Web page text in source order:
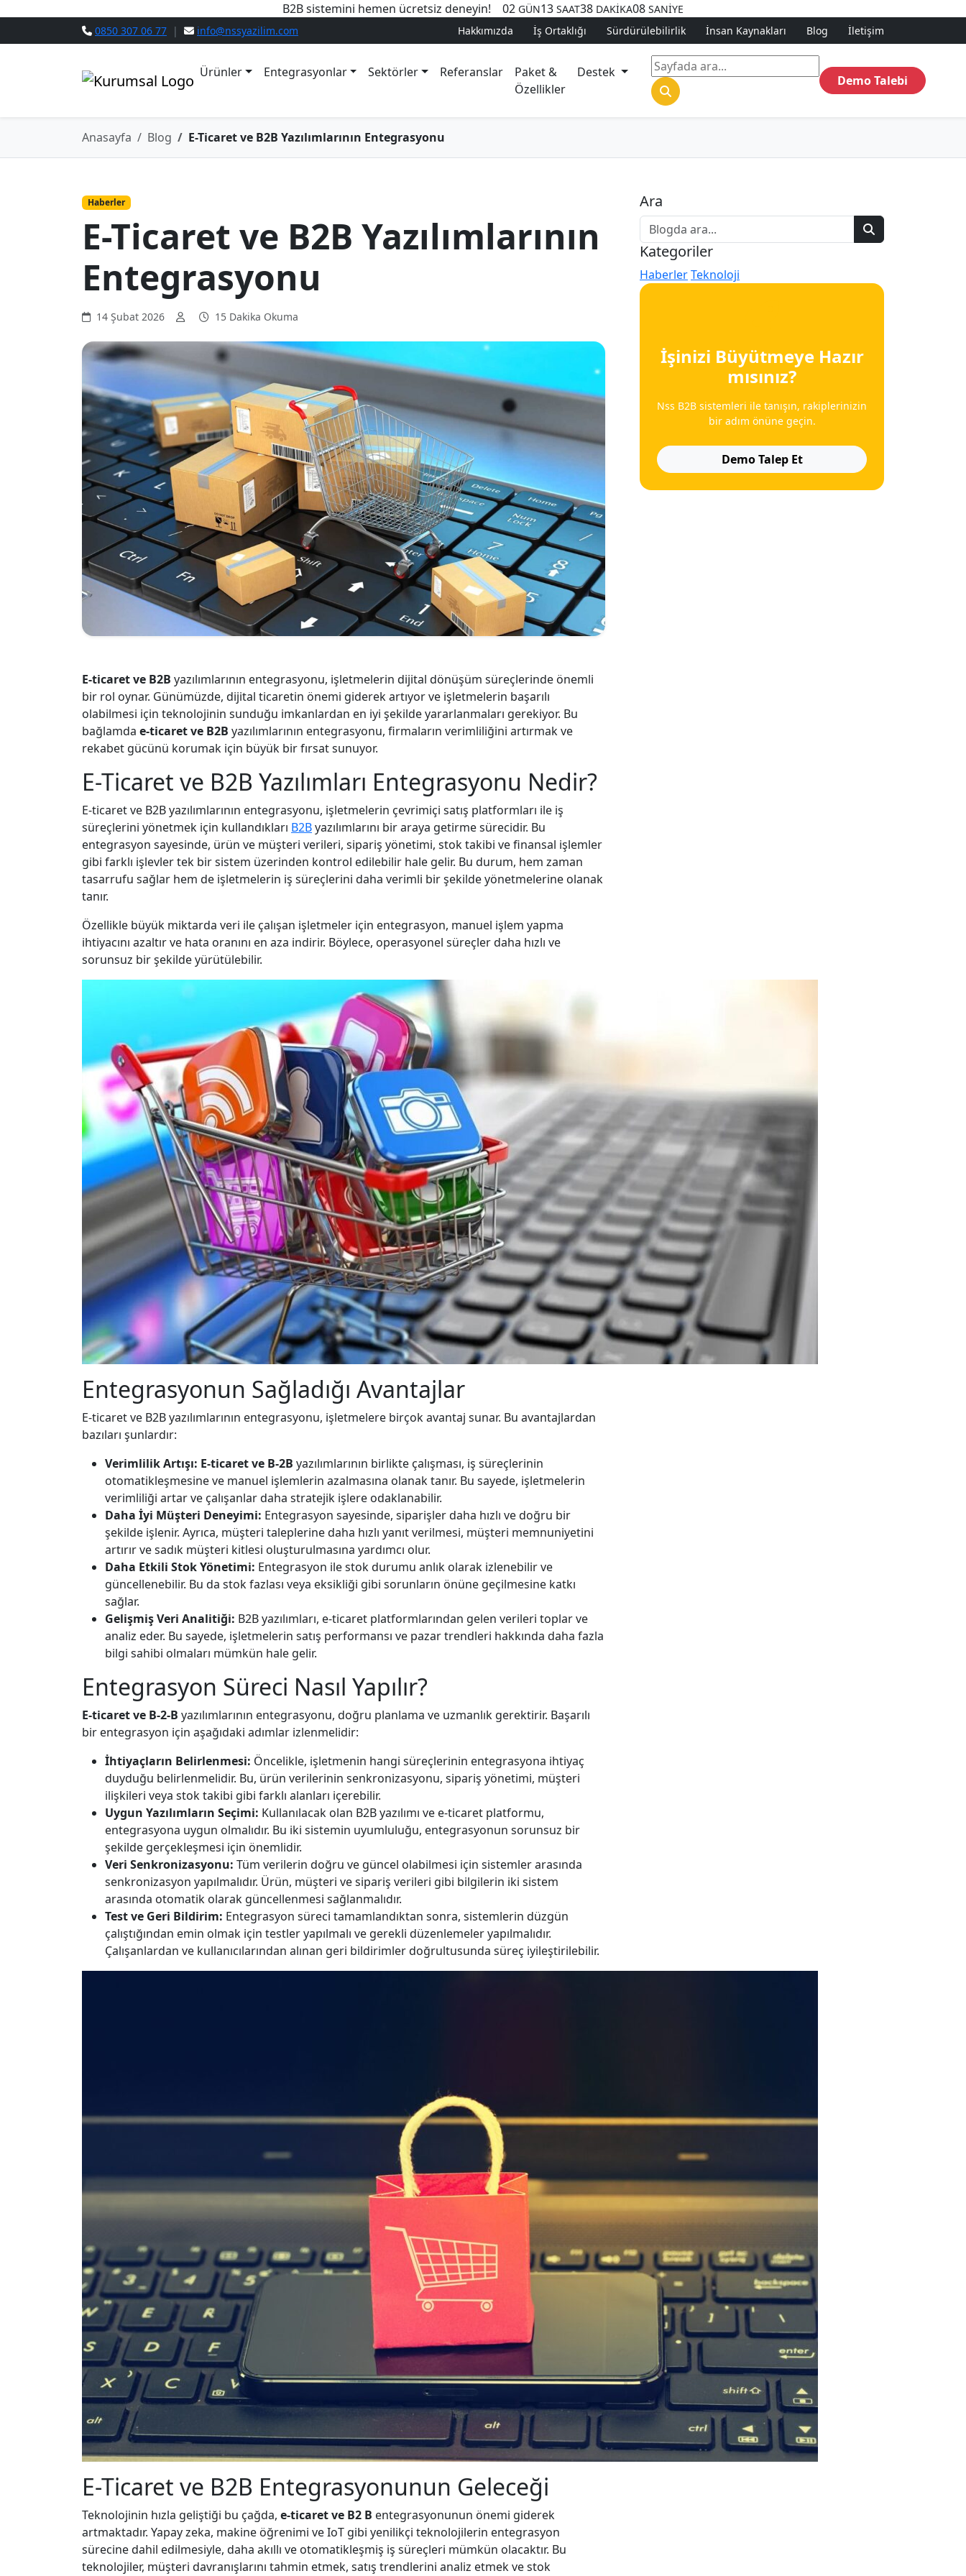
B2B sistemini hemen ücretsiz deneyin! 02 GÜN13 SAAT38 DAKİKA06 SANİYE
0850 307 06 77 | info@nssyazilim.com Hakkımızda İş Ortaklığı Sürdürülebilirlik İnsan Kaynakları Blog İletişim
Ürünler Entegrasyonlar Sektörler Referanslar
Paket &
Özellikler
Destek
Demo Talebi
Anasayfa Blog E-Ticaret ve B2B Yazılımlarının Entegrasyonu
Haberler
E-Ticaret ve B2B Yazılımlarının
Entegrasyonu
14 Şubat 2026 15 Dakika Okuma
E-ticaret ve B2B yazılımlarının entegrasyonu, işletmelerin dijital dönüşüm süreçlerinde önemli
bir rol oynar. Günümüzde, dijital ticaretin önemi giderek artıyor ve işletmelerin başarılı
olabilmesi için teknolojinin sunduğu imkanlardan en iyi şekilde yararlanmaları gerekiyor. Bu
bağlamda e-ticaret ve B2B yazılımlarının entegrasyonu, firmaların verimliliğini artırmak ve
rekabet gücünü korumak için büyük bir fırsat sunuyor.
E-Ticaret ve B2B Yazılımları Entegrasyonu Nedir?
E-ticaret ve B2B yazılımlarının entegrasyonu, işletmelerin çevrimiçi satış platformları ile iş
süreçlerini yönetmek için kullandıkları B2Byazılımlarını bir araya getirme sürecidir. Bu
entegrasyon sayesinde, ürün ve müşteri verileri, sipariş yönetimi, stok takibi ve finansal işlemler
gibi farklı işlevler tek bir sistem üzerinden kontrol edilebilir hale gelir. Bu durum, hem zaman
tasarrufu sağlar hem de işletmelerin iş süreçlerini daha verimli bir şekilde yönetmelerine olanak
tanır.
Özellikle büyük miktarda veri ile çalışan işletmeler için entegrasyon, manuel işlem yapma
ihtiyacını azaltır ve hata oranını en aza indirir. Böylece, operasyonel süreçler daha hızlı ve
sorunsuz bir şekilde yürütülebilir.
Entegrasyonun Sağladığı Avantajlar
E-ticaret ve B2B yazılımlarının entegrasyonu, işletmelere birçok avantaj sunar. Bu avantajlardan
bazıları şunlardır:
Verimlilik Artışı: E-ticaret ve B-2B yazılımlarının birlikte çalışması, iş süreçlerinin
otomatikleşmesine ve manuel işlemlerin azalmasına olanak tanır. Bu sayede, işletmelerin
verimliliği artar ve çalışanlar daha stratejik işlere odaklanabilir.
Daha İyi Müşteri Deneyimi: Entegrasyon sayesinde, siparişler daha hızlı ve doğru bir
şekilde işlenir. Ayrıca, müşteri taleplerine daha hızlı yanıt verilmesi, müşteri memnuniyetini
artırır ve sadık müşteri kitlesi oluşturulmasına yardımcı olur.
Daha Etkili Stok Yönetimi: Entegrasyon ile stok durumu anlık olarak izlenebilir ve
güncellenebilir. Bu da stok fazlası veya eksikliği gibi sorunların önüne geçilmesine katkı
sağlar.
Gelişmiş Veri Analitiği: B2B yazılımları, e-ticaret platformlarından gelen verileri toplar ve
analiz eder. Bu sayede, işletmelerin satış performansı ve pazar trendleri hakkında daha fazla
bilgi sahibi olmaları mümkün hale gelir.
Entegrasyon Süreci Nasıl Yapılır?
E-ticaret ve B-2-B yazılımlarının entegrasyonu, doğru planlama ve uzmanlık gerektirir. Başarılı
bir entegrasyon için aşağıdaki adımlar izlenmelidir:
İhtiyaçların Belirlenmesi: Öncelikle, işletmenin hangi süreçlerinin entegrasyona ihtiyaç
duyduğu belirlenmelidir. Bu, ürün verilerinin senkronizasyonu, sipariş yönetimi, müşteri
ilişkileri veya stok takibi gibi farklı alanları içerebilir.
Uygun Yazılımların Seçimi: Kullanılacak olan B2B yazılımı ve e-ticaret platformu,
entegrasyona uygun olmalıdır. Bu iki sistemin uyumluluğu, entegrasyonun sorunsuz bir
şekilde gerçekleşmesi için önemlidir.
Veri Senkronizasyonu: Tüm verilerin doğru ve güncel olabilmesi için sistemler arasında
senkronizasyon yapılmalıdır. Ürün, müşteri ve sipariş verileri gibi bilgilerin iki sistem
arasında otomatik olarak güncellenmesi sağlanmalıdır.
Test ve Geri Bildirim: Entegrasyon süreci tamamlandıktan sonra, sistemlerin düzgün
çalıştığından emin olmak için testler yapılmalı ve gerekli düzenlemeler yapılmalıdır.
Çalışanlardan ve kullanıcılarından alınan geri bildirimler doğrultusunda süreç iyileştirilebilir.
E-Ticaret ve B2B Entegrasyonunun Geleceği
Teknolojinin hızla geliştiği bu çağda, e-ticaret ve B2 B entegrasyonunun önemi giderek
artmaktadır. Yapay zeka, makine öğrenimi ve IoT gibi yenilikçi teknolojilerin entegrasyon
sürecine dahil edilmesiyle, daha akıllı ve otomatikleşmiş iş süreçleri mümkün olacaktır. Bu
teknolojiler, müşteri davranışlarını tahmin etmek, satış trendlerini analiz etmek ve stok
Ara
Kategoriler
HaberlerTeknoloji
İşinizi Büyütmeye Hazır
mısınız?
Nss B2B sistemleri ile tanışın, rakiplerinizin
bir adım önüne geçin.
Demo Talep Et